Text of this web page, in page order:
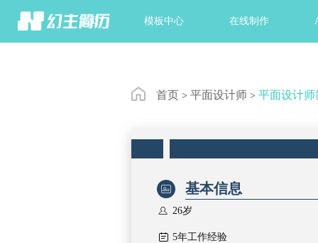
首页 模板中心 在线制作
首页 > 平面设计师 > 平面设计
 基本信息
 26岁
 5年工作经验